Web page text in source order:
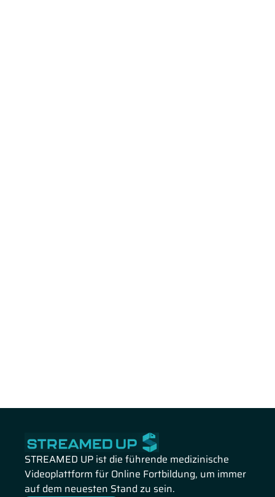
STREAMED UP ist die führende medizinische
Videoplattform für Online Fortbildung, um immer
auf dem neuesten Stand zu sein.